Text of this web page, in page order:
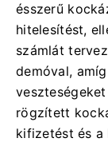
ésszerű
hitelesítést,
számlát
demóval,
rögzített
kifizetést és a